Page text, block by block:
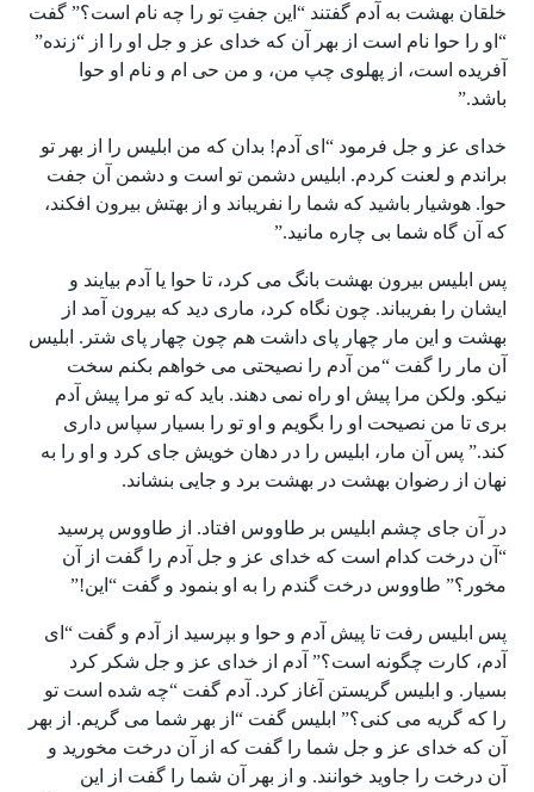
خلقان بهشت به آدم گفتند “این جفتِ تو را چه نام است؟” گفت
“او را حوا نام است از بهر آن که خدای عز و جل او را از “زنده”
آفریده است، از پهلوی چپ من، و من حی ام و نام او حوا
باشد.”
خدای عز و جل فرمود “ای آدم! بدان که من ابلیس را از بهر تو
براندم و لعنت کردم. ابلیس دشمن تو است و دشمن آن جفت
حوا. هوشیار باشید که شما را نفریباند و از بهتش بیرون افکند،
که آن گاه شما بی چاره مانید.”
پس ابلیس بیرون بهشت بانگ می کرد، تا حوا یا آدم بیایند و
ایشان را بفریباند. چون نگاه کرد، ماری دید که بیرون آمد از
بهشت و این مار چهار پای داشت هم چون چهار پای شتر. ابلیس
آن مار را گفت “من آدم را نصیحتی می خواهم بکنم سخت
نیکو. ولکن مرا پیش او راه نمی دهند. باید که تو مرا پیش آدم
بری تا من نصیحت او را بگویم و او تو را بسیار سپاس داری
کند.” پس آن مار، ابلیس را در دهان خویش جای کرد و او را به
نهان از رضوان بهشت در بهشت برد و جایی بنشاند.
در آن جای چشم ابلیس بر طاووس افتاد. از طاووس پرسید
“آن درخت کدام است که خدای عز و جل آدم را گفت از آن
مخور؟” طاووس درخت گندم را به او بنمود و گفت “این!”
پس ابلیس رفت تا پیش آدم و حوا و بپرسید از آدم و گفت “ای
آدم، کارت چگونه است؟” آدم از خدای عز و جل شکر کرد
بسیار. و ابلیس گریستن آغاز کرد. آدم گفت “چه شده است تو
را که گریه می کنی؟” ابلیس گفت “از بهر شما می گریم. از بهر
آن که خدای عز و جل شما را گفت که از آن درخت مخورید و
آن درخت را جاوید خوانند. و از بهر آن شما را گفت از این